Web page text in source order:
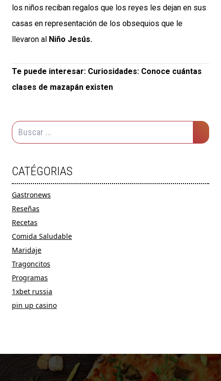
los niños reciban regalos que los reyes les dejan en sus
casas en representación de los obsequios que le
llevaron al Niño Jesús.
Te puede interesar: Curiosidades: Conoce cuántas
clases de mazapán existen
CATÉGORIAS
Gastronews
Reseñas
Recetas
Comida Saludable
Maridaje
Tragoncitos
Programas
1xbet russia
pin up casino